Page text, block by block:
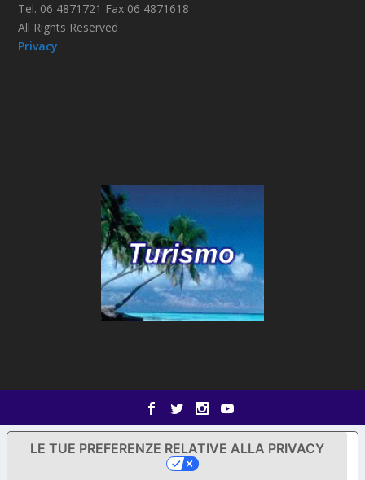
Tel. 06 4871721 Fax 06 4871618
All Rights Reserved
Privacy
LE TUE PREFERENZE RELATIVE ALLA PRIVACY